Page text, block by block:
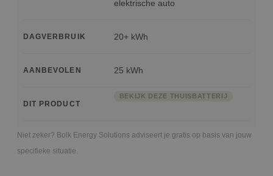
elektrische auto
DAGVERBRUIK 20+ kWh
AANBEVOLEN 25 kWh
DIT PRODUCT
BEKIJK DEZE THUISBATTERIJ
Niet zeker? Bolk Energy Solutions adviseert je gratis op basis van jouw
specifieke situatie.